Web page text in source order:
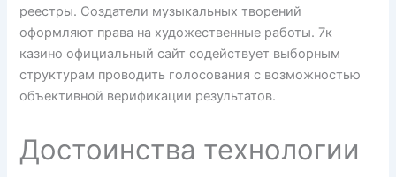
реестры. Создатели музыкальных творений
оформляют права на художественные работы. 7к
казино официальный сайт содействует выборным
структурам проводить голосования с возможностью
объективной верификации результатов.
Достоинства технологии